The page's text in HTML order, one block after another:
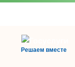
Решаем вместе